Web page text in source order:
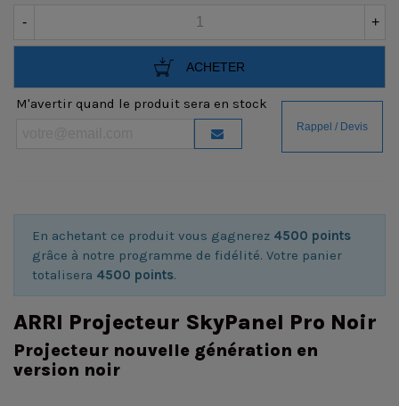
- +
ACHETER
M'avertir quand le produit sera en stock
En achetant ce produit vous gagnerez 4500 points
grâce à notre programme de fidélité. Votre panier
totalisera 4500 points.
ARRI Projecteur SkyPanel Pro Noir
Projecteur nouvelle génération en
version noir